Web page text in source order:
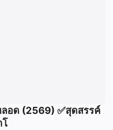
อด (2569) ✅สุดสรรค์